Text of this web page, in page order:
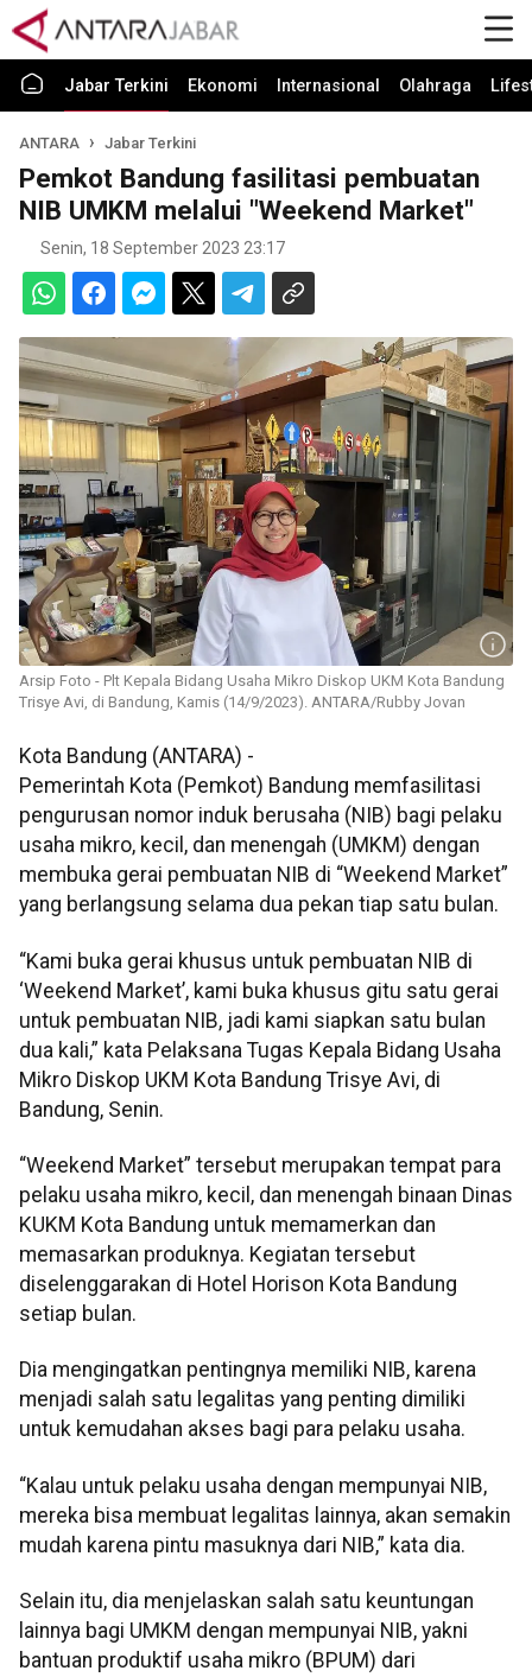
Jabar Terkini Ekonomi Internasional Olahraga
ANTARA Jabar Terkini
Pemkot Bandung fasilitasi pembuatan
NIB UMKM melalui "Weekend Market"
Senin, 18 September 2023 23:17
Arsip Foto - Plt Kepala Bidang Usaha Mikro Diskop UKM Kota Bandung
Trisye Avi, di Bandung, Kamis (14/9/2023). ANTARA/Rubby Jovan
Kota Bandung (ANTARA) -
Pemerintah Kota (Pemkot) Bandung memfasilitasi
pengurusan nomor induk berusaha (NIB) bagi pelaku
usaha mikro, kecil, dan menengah (UMKM) dengan
membuka gerai pembuatan NIB di “Weekend Market”
yang berlangsung selama dua pekan tiap satu bulan.
“Kami buka gerai khusus untuk pembuatan NIB di
‘Weekend Market’, kami buka khusus gitu satu gerai
untuk pembuatan NIB, jadi kami siapkan satu bulan
dua kali,” kata Pelaksana Tugas Kepala Bidang Usaha
Mikro Diskop UKM Kota Bandung Trisye Avi, di
Bandung, Senin.
“Weekend Market” tersebut merupakan tempat para
pelaku usaha mikro, kecil, dan menengah binaan Dinas
KUKM Kota Bandung untuk memamerkan dan
memasarkan produknya. Kegiatan tersebut
diselenggarakan di Hotel Horison Kota Bandung
setiap bulan.
Dia mengingatkan pentingnya memiliki NIB, karena
menjadi salah satu legalitas yang penting dimiliki
untuk kemudahan akses bagi para pelaku usaha.
“Kalau untuk pelaku usaha dengan mempunyai NIB,
mereka bisa membuat legalitas lainnya, akan semakin
mudah karena pintu masuknya dari NIB,” kata dia.
Selain itu, dia menjelaskan salah satu keuntungan
lainnya bagi UMKM dengan mempunyai NIB, yakni
bantuan produktif usaha mikro (BPUM) dari